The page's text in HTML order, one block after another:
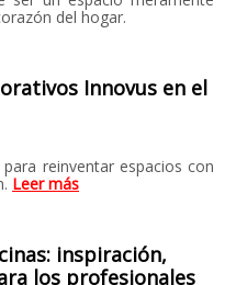
del hogar.
Innovus en el
reinventar espacios con
Leer más
inspiración,
los profesionales